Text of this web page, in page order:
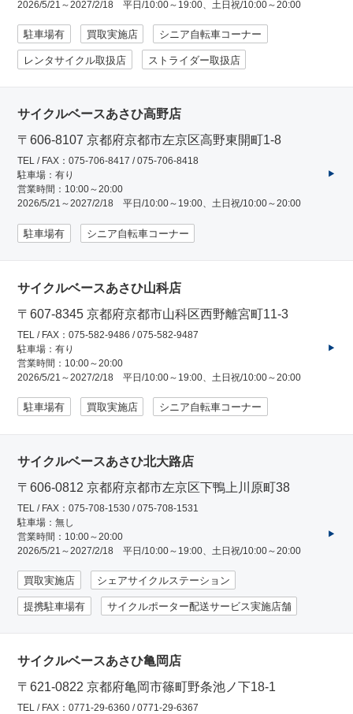
2026/5/21～2027/2/18 平日/10:00～19:00、土日祝/10:00～20:00
駐車場有 買取実施店 シニア自転車コーナー
レンタサイクル取扱店 ストライダー取扱店
サイクルベースあさひ高野店
〒606-8107 京都府京都市左京区高野東開町1-8
TEL / FAX：075-706-8417 / 075-706-8418
駐車場：有り
営業時間：10:00～20:00
2026/5/21～2027/2/18 平日/10:00～19:00、土日祝/10:00～20:00
駐車場有 シニア自転車コーナー
サイクルベースあさひ山科店
〒607-8345 京都府京都市山科区西野離宮町11-3
TEL / FAX：075-582-9486 / 075-582-9487
駐車場：有り
営業時間：10:00～20:00
2026/5/21～2027/2/18 平日/10:00～19:00、土日祝/10:00～20:00
駐車場有 買取実施店 シニア自転車コーナー
サイクルベースあさひ北大路店
〒606-0812 京都府京都市左京区下鴨上川原町38
TEL / FAX：075-708-1530 / 075-708-1531
駐車場：無し
営業時間：10:00～20:00
2026/5/21～2027/2/18 平日/10:00～19:00、土日祝/10:00～20:00
買取実施店 シェアサイクルステーション
提携駐車場有 サイクルポーター配送サービス実施店舗
サイクルベースあさひ亀岡店
〒621-0822 京都府亀岡市篠町野条池ノ下18-1
TEL / FAX：0771-29-6360 / 0771-29-6367